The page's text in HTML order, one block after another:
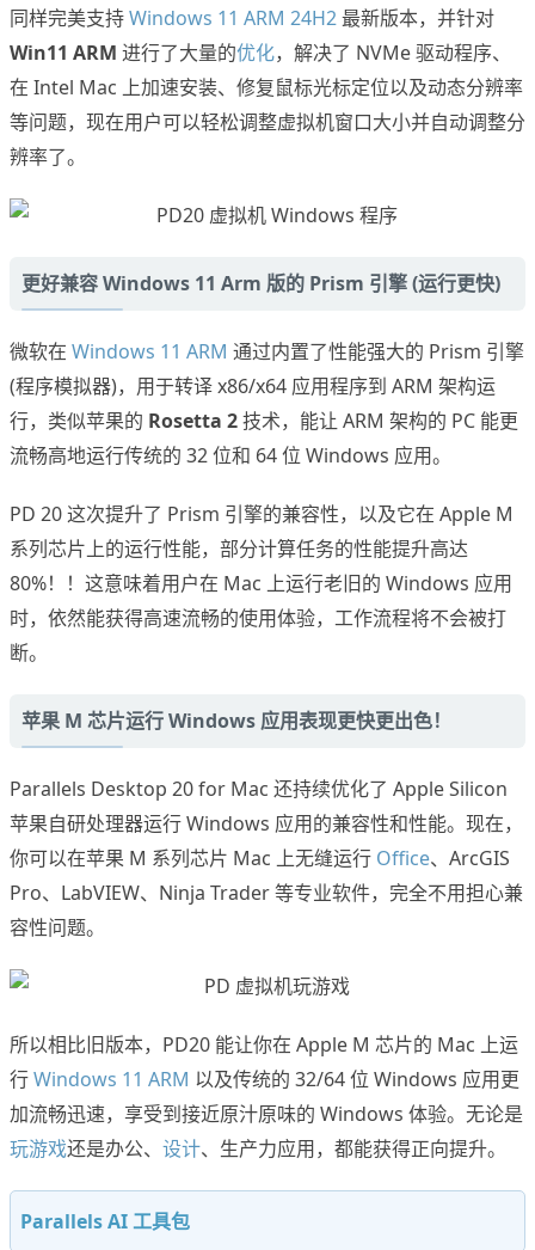
同样完美支持Windows 11 ARM 24H2最新版本，并针对
Win11 ARM 进行了大量的优化，解决了 NVMe 驱动程序、
在 Intel Mac 上加速安装、修复鼠标光标定位以及动态分辨率
等问题，现在用户可以轻松调整虚拟机窗口大小并自动调整分
辨率了。
更好兼容 Windows 11 Arm 版的 Prism 引擎 (运行更快)
微软在 Windows 11 ARM 通过内置了性能强大的 Prism 引擎
(程序模拟器)，用于转译 x86/x64 应用程序到 ARM 架构运
行，类似苹果的 Rosetta 2技术，能让 ARM 架构的 PC 能更
流畅高地运行传统的 32 位和 64 位 Windows 应用。
PD 20 这次提升了 Prism 引擎的兼容性，以及它在 Apple M
系列芯片上的运行性能，部分计算任务的性能提升高达
80%！！这意味着用户在 Mac 上运行老旧的 Windows 应用
时，依然能获得高速流畅的使用体验，工作流程将不会被打
断。
苹果 M 芯片运行 Windows 应用表现更快更出色！
Parallels Desktop 20 for Mac 还持续优化了 Apple Silicon
苹果自研处理器运行 Windows 应用的兼容性和性能。现在，
你可以在苹果 M 系列芯片 Mac 上无缝运行 Office、ArcGIS
Pro、LabVIEW、Ninja Trader 等专业软件，完全不用担心兼
容性问题。
所以相比旧版本，PD20 能让你在 Apple M 芯片的 Mac 上运
行Windows 11 ARM 以及传统的 32/64 位 Windows 应用更
加流畅迅速，享受到接近原汁原味的 Windows 体验。无论是
玩游戏还是办公、 设计、生产力应用，都能获得正向提升。
Parallels AI 工具包